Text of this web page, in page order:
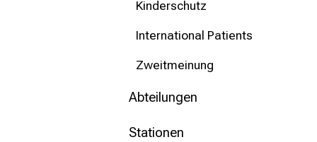
Kinderschutz
International Patients
Zweitmeinung
Abteilungen
Stationen